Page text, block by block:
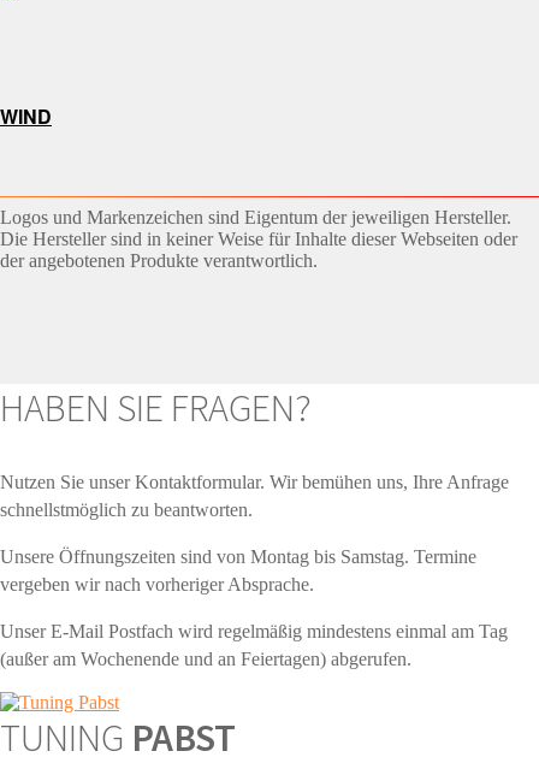
WIND
Logos und Markenzeichen sind Eigentum der jeweiligen Hersteller.
Die Hersteller sind in keiner Weise für Inhalte dieser Webseiten oder
der angebotenen Produkte verantwortlich.
HABEN SIE FRAGEN?
Nutzen Sie unser Kontaktformular. Wir bemühen uns, Ihre Anfrage
schnellstmöglich zu beantworten.
Unsere Öffnungszeiten sind von Montag bis Samstag. Termine
vergeben wir nach vorheriger Absprache.
Unser E-Mail Postfach wird regelmäßig mindestens einmal am Tag
(außer am Wochenende und an Feiertagen) abgerufen.
TUNING PABST